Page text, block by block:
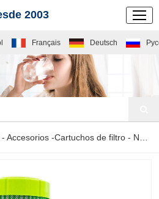
2003
Français Deutsch
- Accesorios -Cartuchos de filtro - NAC-10